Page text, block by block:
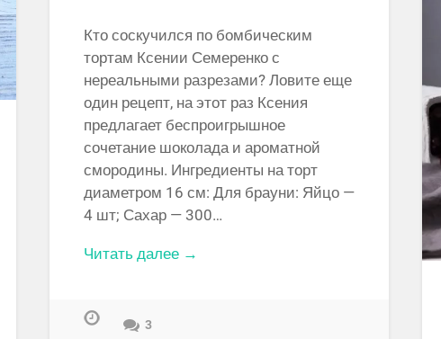
Кто соскучился по бомбическим
тортам Ксении Семеренко с
нереальными разрезами? Ловите еще
один рецепт, на этот раз Ксения
предлагает беспроигрышное
сочетание шоколада и ароматной
смородины. Ингредиенты на торт
диаметром 16 см: Для брауни: Яйцо —
4 шт; Сахар — 300…
Читать далее →
3